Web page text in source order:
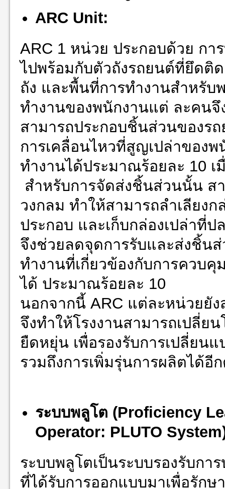
ARC Unit:
ARC 1 หน่วย ประกอบด้วย ก
ไปพร้อมกับตัวถังรถยนต์ที่ยึด
ถัง และพื้นที่การทำงานสำหรั
ทำงานของพนักงานแต่ ละคน
สามารถประกอบชิ้นส่วนของร
การเคลื่อนไหวที่สูญเปล่าของ
ทำงานได้ประมาณร้อยละ 10
สำหรับการจัดส่งชิ้นส่วนนั้น ส
วงกลม ทำให้สามารถลำเลียง
ประกอบ และเก็บกล่องเปล่าที่
จึงช่วยลดจุดการรับและส่งชิ้น
ทำงานที่เกี่ยวข้องกับการควบ
ได้ ประมาณร้อยละ 10
นอกจากนี้ ARC แต่ละหน่วยยัง
จึงทำให้โรงงานสามารถเปลี่ย
ยืดหยุ่น เพื่อรองรับการเปลี่ยน
รวมถึงการเพิ่มรุ่นการผลิตได้อี
ระบบพลูโต (Proficiency
Operator: PLUTO
ระบบพลูโตเป็นระบบรองรับก
ที่ได้รับการออกแบบมาเพื่อรัก